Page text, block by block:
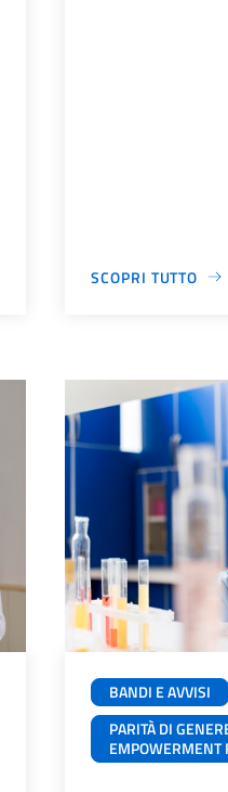
SCOPRI TUTTO
BANDI E AVVISI
PARITÀ DI